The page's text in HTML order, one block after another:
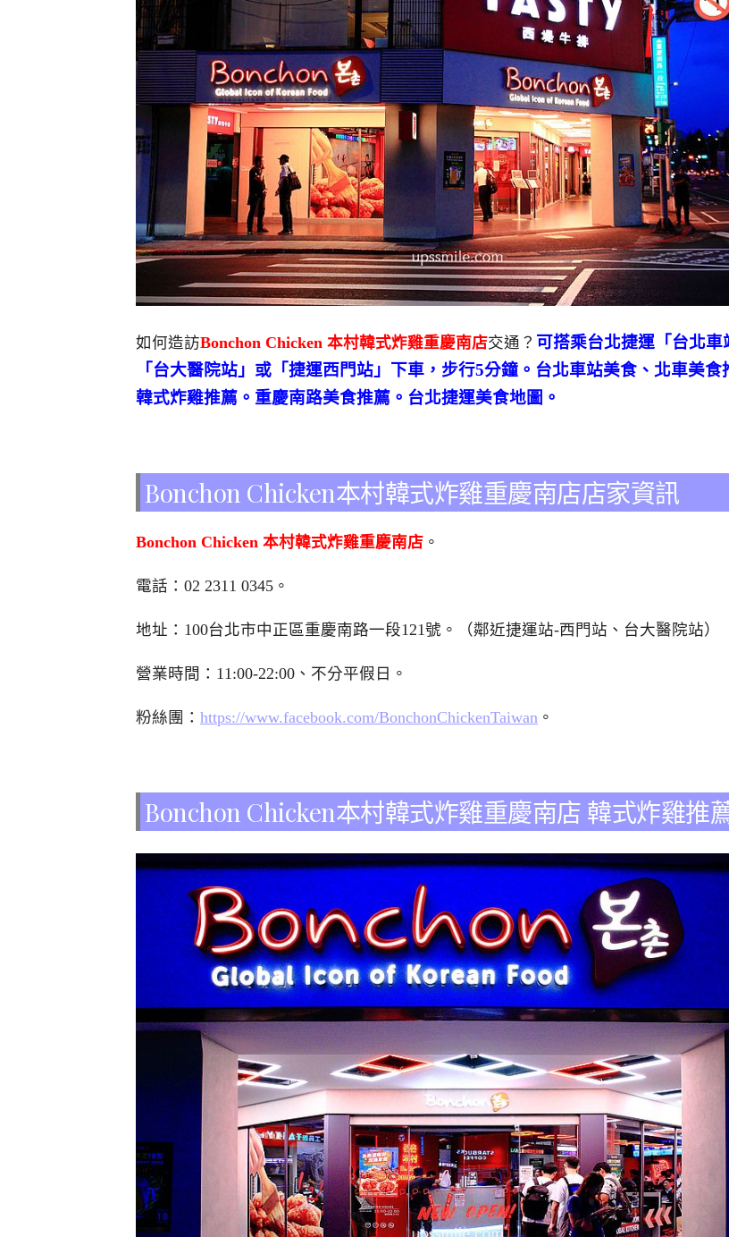
如何造訪Bonchon Chicken 本村韓式炸雞重慶南店交通？ 可搭乘台北捷運「台北車
「台大醫院站」或「捷運西門站」下車，步行5分鐘。台北車站美食、北車美食
韓式炸雞推薦。重慶南路美食推薦。台北捷運美食地圖。
Bonchon Chicken本村韓式炸雞重慶南店店家資訊
Bonchon Chicken 本村韓式炸雞重慶南店 。
電話：02 2311 0345。
地址：100台北市中正區重慶南路一段121號。（鄰近捷運站-西門站、台大醫院站）
營業時間：11:00-22:00、不分平假日。
粉絲團： https://www.facebook.com/BonchonChickenTaiwan 。
Bonchon Chicken本村韓式炸雞重慶南店 韓式炸雞推